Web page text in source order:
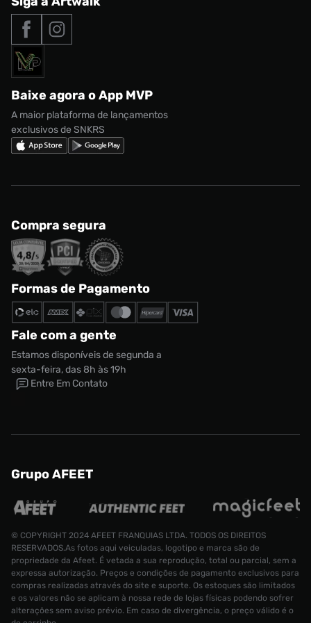
CONTINUAR COMPRANDO
Shorts
Tamanho:
G
R$ 389,99
ADICIONAR AO CARRINHO
Outlet
Roupas
Acessórios
Marcas
adidas Samba
Nike Air Max
adidas Adi2000
adidas Campus
Nike Shox
Nossas lojas
Termos de uso
Política de privacidade
Regulamento CRM/ CASHBACK
Regulamento Cupom
Tipos de entrega
Formas de Pagamento
Solicite seus dados
Baixe agora o App MVP
A maior plataforma de lançamentos
exclusivos de SNKRS
Compra segura
Formas de Pagamento
Fale com a gente
Estamos disponíveis de segunda a
sexta-feira, das 8h às 19h
Entre Em Contato
Grupo AFEET
© COPYRIGHT 2024 AFEET FRANQUIAS LTDA. TODOS OS DIREITOS
RESERVADOS.As fotos aqui veiculadas, logotipo e marca são de
propriedade da Afeet. É vetada a sua reprodução, total ou parcial, sem a
expressa autorização. Preços e condições de pagamento exclusivos para
compras realizadas através do site e suporte. Os estoques são limitados
e os valores não se aplicam à nossa rede de lojas físicas podendo sofrer
alterações sem aviso prévio. Em caso de divergência, o preço válido é o